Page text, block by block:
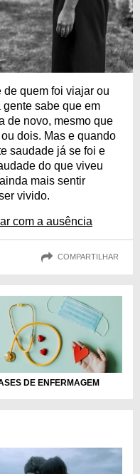
quem foi viajar ou
sabe que em
de novo, mesmo que
dois. Mas e quando
saudade já se foi e
do que viveu
mais sentir
vivido.
com a ausência
COMPARTILHAR
DE ENFERMAGEM